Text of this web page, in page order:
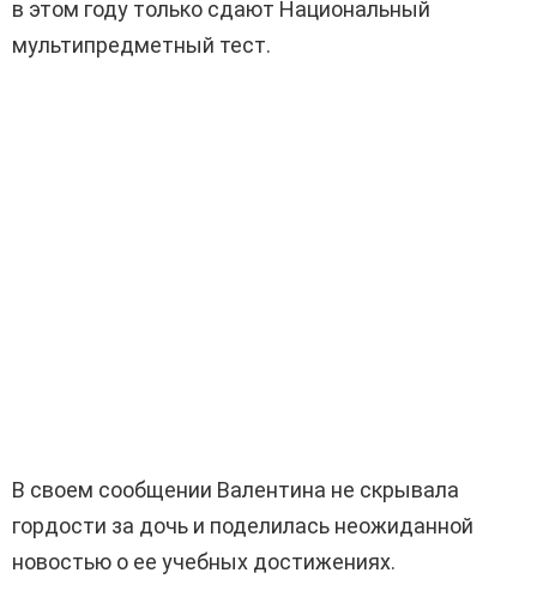
в этом году только сдают Национальный
мультипредметный тест.
В своем сообщении Валентина не скрывала
гордости за дочь и поделилась неожиданной
новостью о ее учебных достижениях.